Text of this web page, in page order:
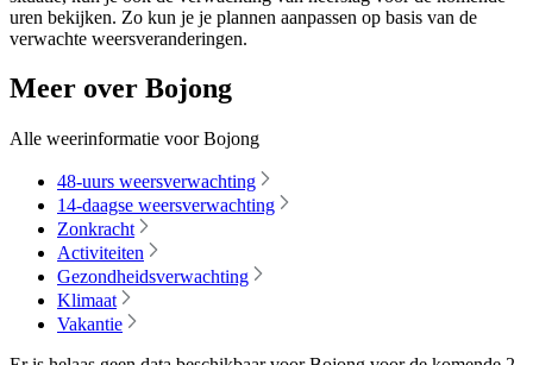
uren bekijken. Zo kun je je plannen aanpassen op basis van de
verwachte weersveranderingen.
Meer over Bojong
Alle weerinformatie voor Bojong
48-uurs weersverwachting
14-daagse weersverwachting
Zonkracht
Activiteiten
Gezondheidsverwachting
Klimaat
Vakantie